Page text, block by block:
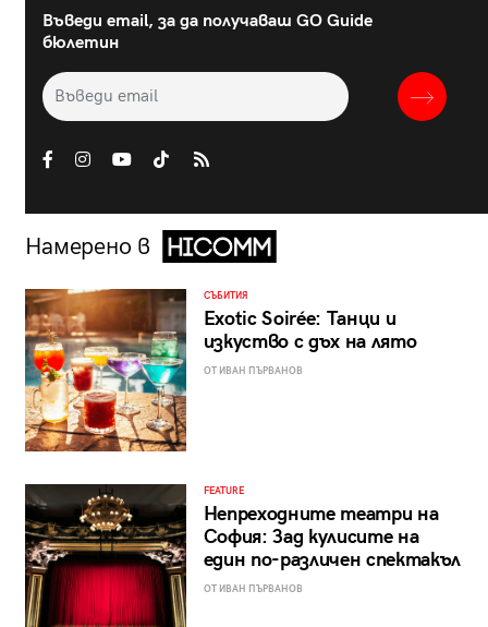
Въведи email, за да получаваш GO Guide
бюлетин
Намерено в
СЪБИТИЯ
Exotic Soirée: Танци и
изкуство с дъх на лято
ОТ ИВАН ПЪРВАНОВ
FEATURE
Непреходните театри на
София: Зад кулисите на
един по-различен спектакъл
ОТ ИВАН ПЪРВАНОВ